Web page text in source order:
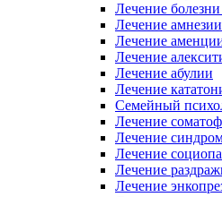
Лечение
Лечение амнезии
Лечение
Лечение
Лечение абулии
Лечение
Семейный
Лечение
Лечение
Лечение
Лечение
Лечение